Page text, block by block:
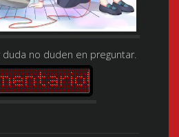
duda no duden en preguntar.